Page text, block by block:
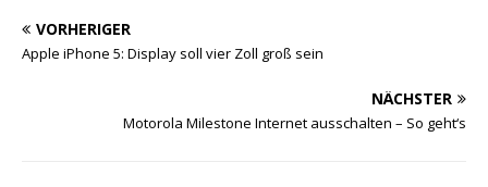
VORHERIGER
Apple iPhone 5: Display soll vier Zoll groß sein
NÄCHSTER
Motorola Milestone Internet ausschalten – So geht‘s